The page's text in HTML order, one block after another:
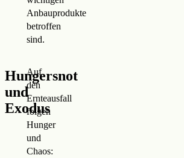
Anbauprodukte
betroffen
sind.
Hungersnot
und
Exodus
Auf
den
Ernteausfall
folgen
Hunger
und
Chaos: